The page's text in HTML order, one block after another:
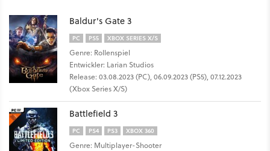
Baldur's Gate 3
PC PS5 XBOX SERIES X/S
Genre: Rollenspiel
Entwickler: Larian Studios
Release: 03.08.2023 (PC), 06.09.2023 (PS5), 07.12.2023
(Xbox Series X/S)
Battlefield 3
PC PS4 PS3 XBOX 360
Genre: Multiplayer-Shooter